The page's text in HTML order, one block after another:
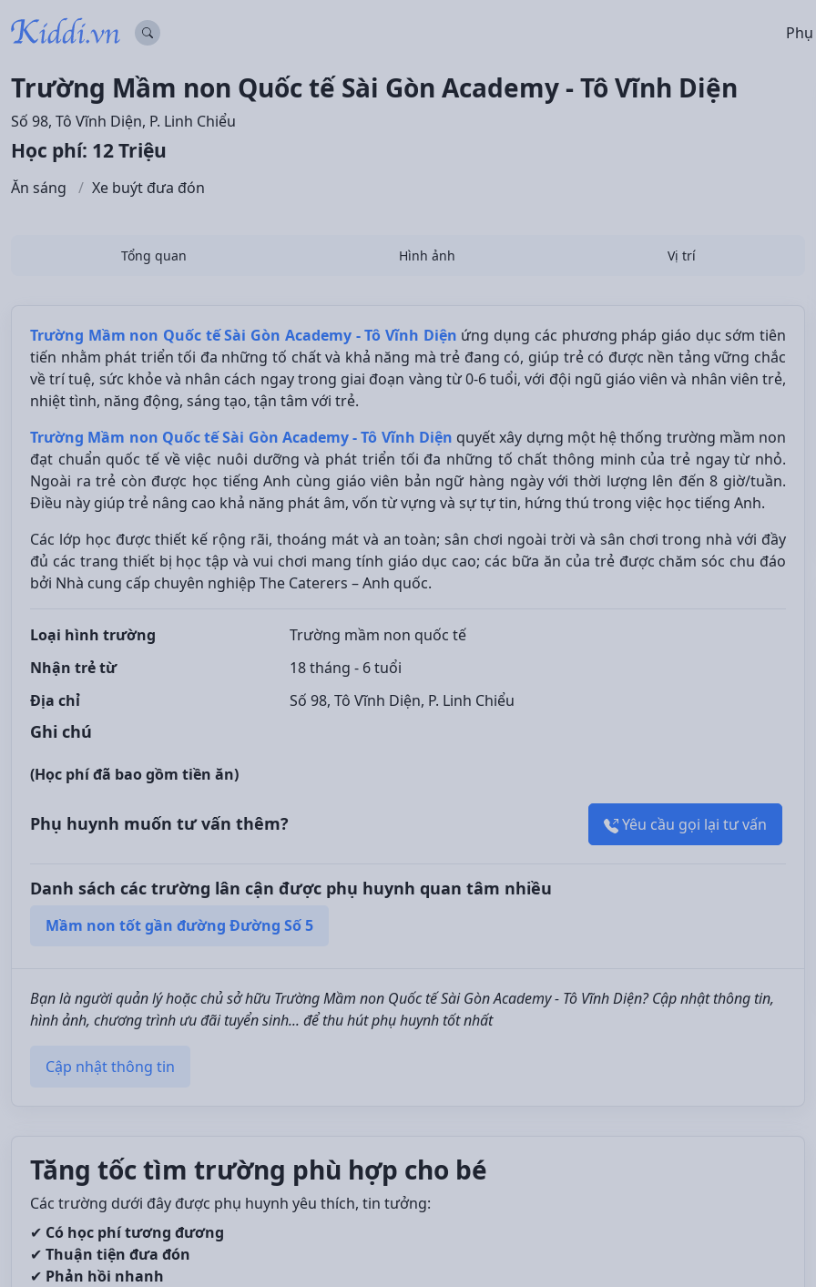
Trường Mầm non Quốc tế Sài Gòn Academy - Tô Vĩnh Diện
Số 98, Tô Vĩnh Diện, P. Linh Chiểu
Học phí: 12 Triệu
Ăn sáng Xe buýt đưa đón
Tổng quan Hình ảnh Vị trí
Trường Mầm non Quốc tế Sài Gòn Academy - Tô Vĩnh Diện ứng dụng các phương pháp giáo dục sớm tiên
tiến nhằm phát triển tối đa những tố chất và khả năng mà trẻ đang có, giúp trẻ có được nền tảng vững chắc
về trí tuệ, sức khỏe và nhân cách ngay trong giai đoạn vàng từ 0-6 tuổi, với đội ngũ giáo viên và nhân viên trẻ,
nhiệt tình, năng động, sáng tạo, tận tâm với trẻ.
Trường Mầm non Quốc tế Sài Gòn Academy - Tô Vĩnh Diện quyết xây dựng một hệ thống trường mầm non
đạt chuẩn quốc tế về việc nuôi dưỡng và phát triển tối đa những tố chất thông minh của trẻ ngay từ nhỏ.
Ngoài ra trẻ còn được học tiếng Anh cùng giáo viên bản ngữ hàng ngày với thời lượng lên đến 8 giờ/tuần.
Điều này giúp trẻ nâng cao khả năng phát âm, vốn từ vựng và sự tự tin, hứng thú trong việc học tiếng Anh.
Các lớp học được thiết kế rộng rãi, thoáng mát và an toàn; sân chơi ngoài trời và sân chơi trong nhà với đầy
đủ các trang thiết bị học tập và vui chơi mang tính giáo dục cao; các bữa ăn của trẻ được chăm sóc chu đáo
bởi Nhà cung cấp chuyên nghiệp The Caterers – Anh quốc.
Loại hình trường
Trường mầm non quốc tế
Nhận trẻ từ
18 tháng - 6 tuổi
Địa chỉ
Số 98, Tô Vĩnh Diện, P. Linh Chiểu
Ghi chú
(Học phí đã bao gồm tiền ăn)
Phụ huynh muốn tư vấn thêm? Yêu cầu gọi lại tư vấn
Danh sách các trường lân cận được phụ huynh quan tâm nhiều
Mầm non tốt gần đường Đường Số 5
Bạn là người quản lý hoặc chủ sở hữu Trường Mầm non Quốc tế Sài Gòn Academy - Tô Vĩnh Diện? Cập nhật thông tin,
hình ảnh, chương trình ưu đãi tuyển sinh... để thu hút phụ huynh tốt nhất
Cập nhật thông tin
Tăng tốc tìm trường phù hợp cho bé
Các trường dưới đây được phụ huynh yêu thích, tin tưởng:
✔ Có học phí tương đương
✔ Thuận tiện đưa đón
✔ Phản hồi nhanh